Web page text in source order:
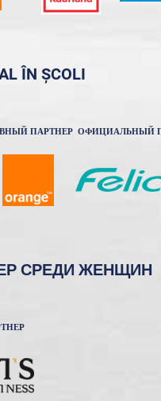
ÎN ȘCOLI
ПАРТНЕР ОФИЦИАЛЬНЫЙ
СРЕДИ ЖЕНЩИН